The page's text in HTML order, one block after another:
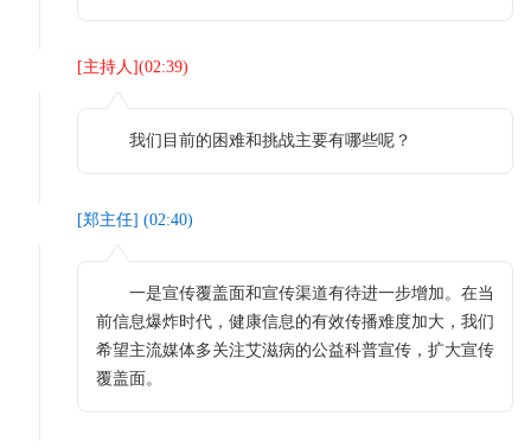
[主持人](02:39)
我们目前的困难和挑战主要有哪些呢？
[郑主任] (02:40)
一是宣传覆盖面和宣传渠道有待进一步增加。在当
前信息爆炸时代，健康信息的有效传播难度加大，我们
希望主流媒体多关注艾滋病的公益科普宣传，扩大宣传
覆盖面。